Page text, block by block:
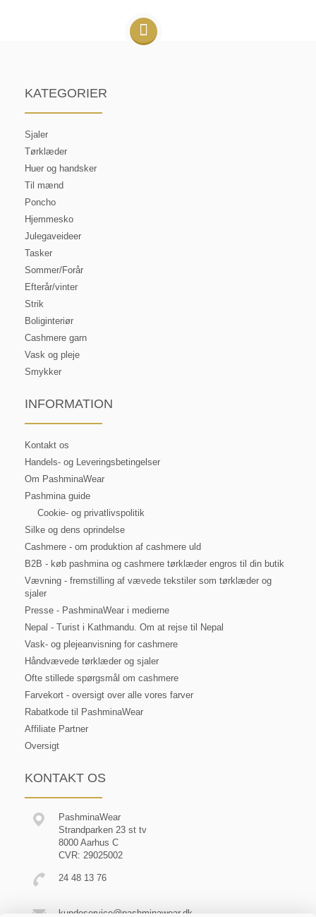
KATEGORIER
Sjaler
Tørklæder
Huer og handsker
Til mænd
Poncho
Hjemmesko
Julegaveideer
Tasker
Sommer/Forår
Efterår/vinter
Strik
Boliginteriør
Cashmere garn
Vask og pleje
Smykker
INFORMATION
Kontakt os
Handels- og Leveringsbetingelser
Om PashminaWear
Pashmina guide
Cookie- og privatlivspolitik
Silke og dens oprindelse
Cashmere - om produktion af cashmere uld
B2B - køb pashmina og cashmere tørklæder engros til din butik
Vævning - fremstilling af vævede tekstiler som tørklæder og
sjaler
Presse - PashminaWear i medierne
Nepal - Turist i Kathmandu. Om at rejse til Nepal
Vask- og plejeanvisning for cashmere
Håndvævede tørklæder og sjaler
Ofte stillede spørgsmål om cashmere
Farvekort - oversigt over alle vores farver
Rabatkode til PashminaWear
Affiliate Partner
Oversigt
KONTAKT OS
PashminaWear
Strandparken 23 st tv
8000 Aarhus C
CVR: 29025002
24 48 13 76
kundeservice@pashminawear.dk